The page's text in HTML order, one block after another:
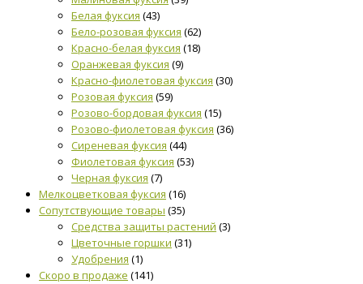
Белая фуксия (43)
Бело-розовая фуксия (62)
Красно-белая фуксия (18)
Оранжевая фуксия (9)
Красно-фиолетовая фуксия (30)
Розовая фуксия (59)
Розово-бордовая фуксия (15)
Розово-фиолетовая фуксия (36)
Сиреневая фуксия (44)
Фиолетовая фуксия (53)
Черная фуксия (7)
Мелкоцветковая фуксия (16)
Сопутствующие товары (35)
Средства защиты растений (3)
Цветочные горшки (31)
Удобрения (1)
Скоро в продаже (141)